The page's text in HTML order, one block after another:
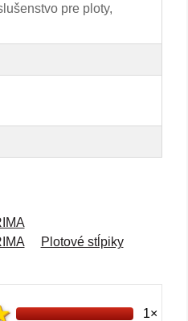
pre ploty,
Plotové stĺpiky
1×